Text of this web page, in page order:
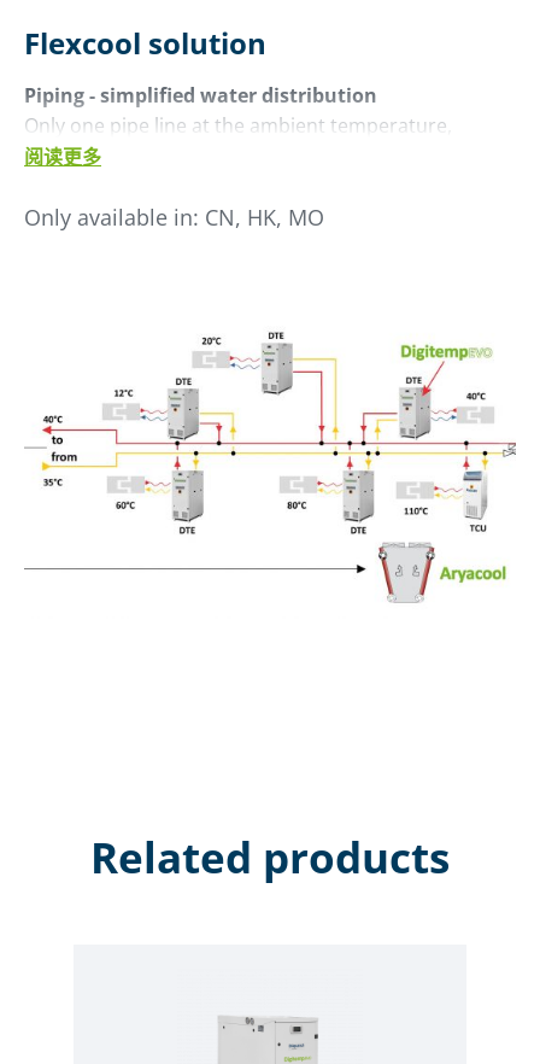
Flexcool solution
Piping - simplified water distribution
Only one pipe line at the ambient temperature,
instead of the large and insulated pipeline required
阅读更多
Only available in: CN, HK, MO
Related products